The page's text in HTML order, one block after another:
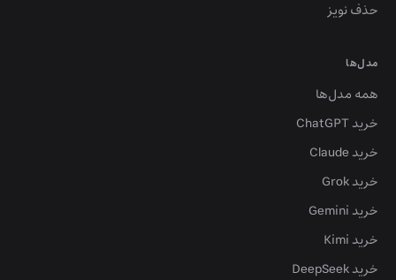
حذف نویز
مدل‌ها
همه مدل‌ها
خرید ChatGPT
خرید Claude
خرید Grok
خرید Gemini
خرید Kimi
خرید DeepSeek